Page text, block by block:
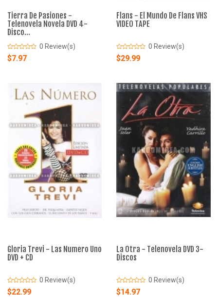
Tierra De Pasiones -
Telenovela Novela DVD 4-
Disco...
0 Review(s)
$7.97
Flans - El Mundo De Flans VHS
VIDEO TAPE
0 Review(s)
$29.99
Gloria Trevi - Las Numero Uno
DVD + CD
0 Review(s)
$22.99
La Otra - Telenovela DVD 3-
Discos
0 Review(s)
$14.97